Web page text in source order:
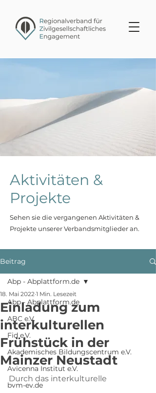
Aktivitäten &
Projekte
Sehen sie die vergangenen Aktivitäten &
Projekte unserer Verbandsmitglieder an.
Beitrag
Abp - Abplattform.de
ABC e.V.
Fid e.V.
Akademisches Bildungscentrum e.V.
Avicenna Institut e.V.
bvm-ev.de
Abp - Abplattform.de
Einladung zum
interkulturellen
Frühstück in der
Mainzer Neustadt
18. Mai 2022 1 Min. Lesezeit
Durch das interkulturelle